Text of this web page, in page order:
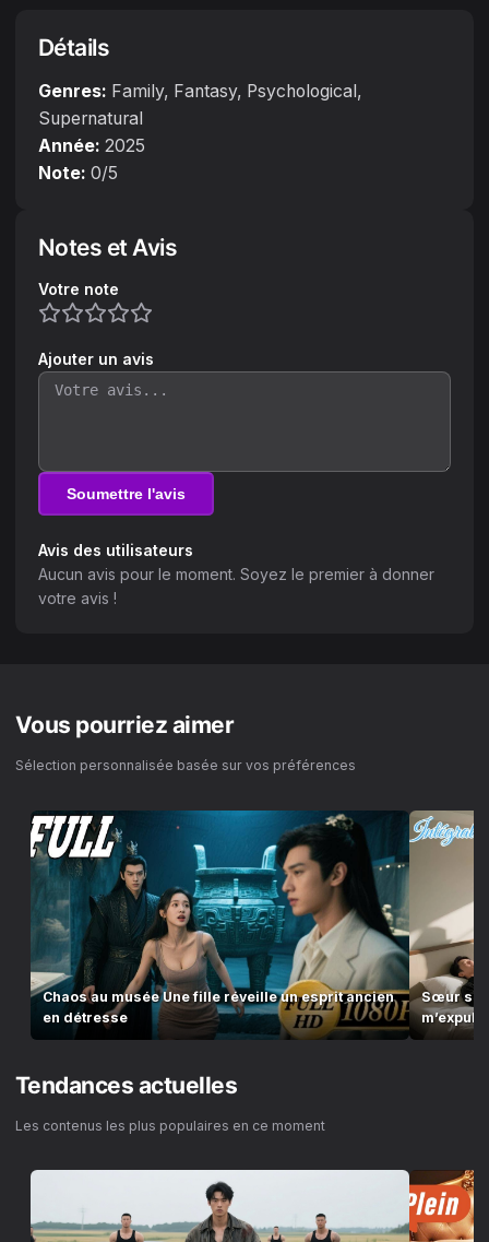
Détails
Genres: Family, Fantasy, Psychological,
Supernatural
Année: 2025
Note: 0/5
Notes et Avis
Votre note
Ajouter un avis
Soumettre l'avis
Avis des utilisateurs
Aucun avis pour le moment. Soyez le premier à donner
votre avis !
Vous pourriez aimer
Sélection personnalisée basée sur vos préférences
Chaos au musée Une fille réveille un esprit ancien
en détresse
Sœur
esprit!
Tendances actuelles
Les contenus les plus populaires en ce moment